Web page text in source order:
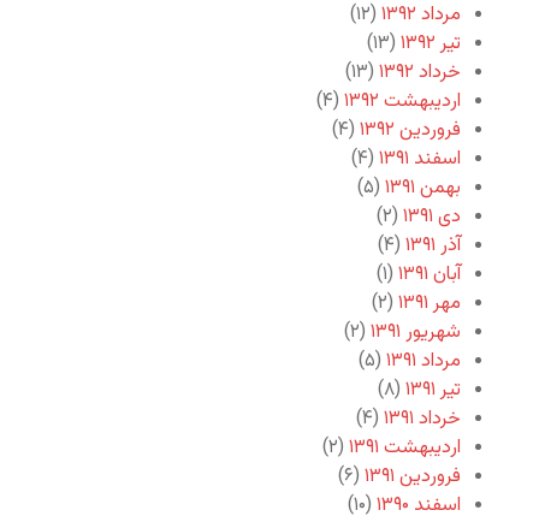
مرداد ۱۳۹۲
(۱۲)
تیر ۱۳۹۲
(۱۳)
خرداد ۱۳۹۲
(۱۳)
اردیبهشت ۱۳۹۲
(۴)
فروردین ۱۳۹۲
(۴)
اسفند ۱۳۹۱
(۴)
بهمن ۱۳۹۱
(۵)
دی ۱۳۹۱
(۲)
آذر ۱۳۹۱
(۴)
آبان ۱۳۹۱
(۱)
مهر ۱۳۹۱
(۲)
شهریور ۱۳۹۱
(۲)
مرداد ۱۳۹۱
(۵)
تیر ۱۳۹۱
(۸)
خرداد ۱۳۹۱
(۴)
اردیبهشت ۱۳۹۱
(۲)
فروردین ۱۳۹۱
(۶)
اسفند ۱۳۹۰
(۱۰)